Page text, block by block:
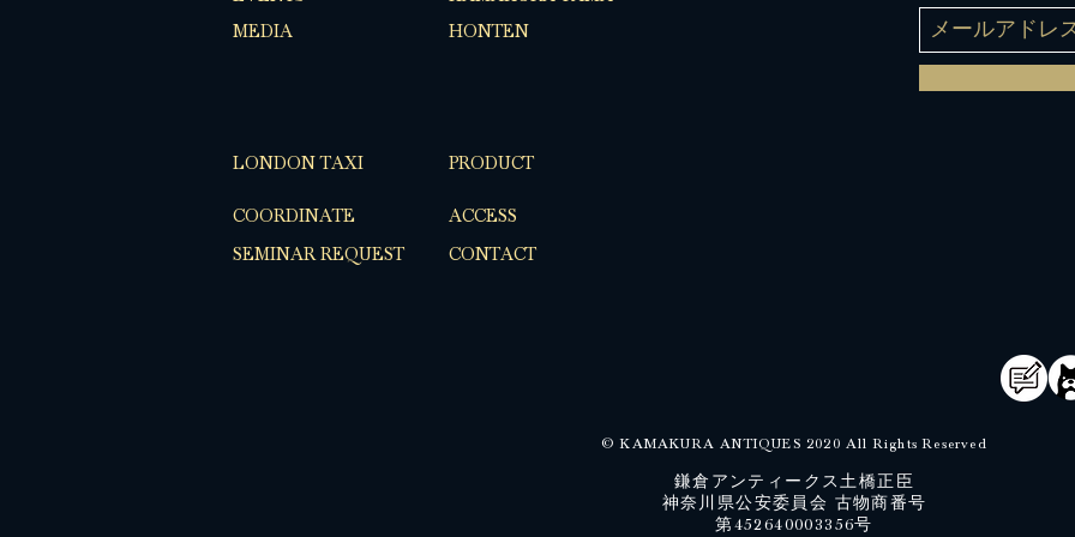
MEDIA
HONTEN
LONDON TAXI
COORDINATE
SEMINAR REQUEST
PRODUCT
ACCESS
CONTACT
© KAMAKURA ANTIQUES 2020 All Rights Reserved
鎌倉アンティークス土橋正臣
神奈川県公安委員会 古物商番号
​第452640003356号